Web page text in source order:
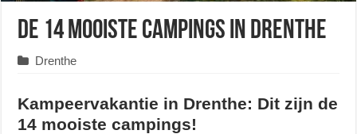
De 14 mooiste campings in Drenthe
Drenthe
Kampeervakantie in Drenthe: Dit zijn de
14 mooiste campings!